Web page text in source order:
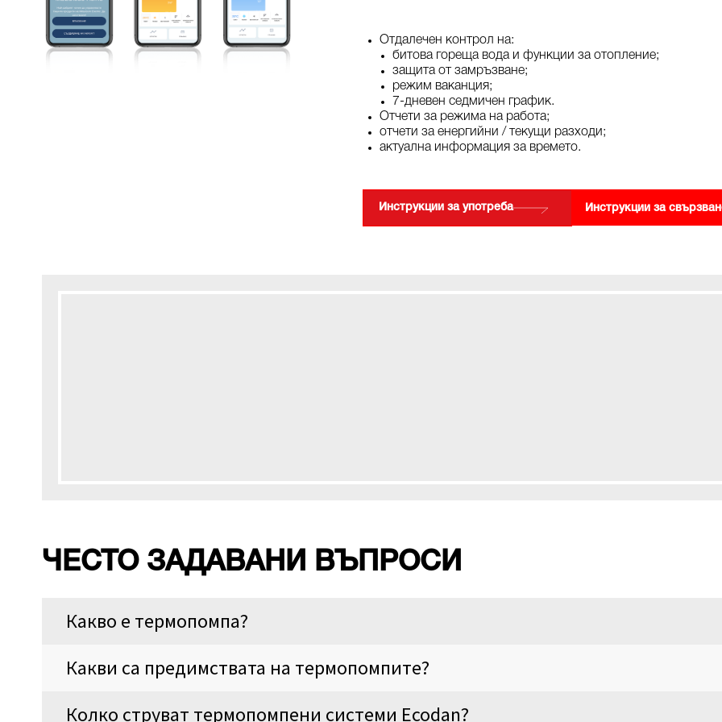
Отдалечен контрол на:
битова гореща вода и функции за отопление;
защита от замръзване;
режим ваканция;
7-дневен седмичен график.
Отчети за режима на работа;
отчети за енергийни / текущи разходи;
актуална информация за времето.
Инструкции за употреба Инструкции за
ЧЕСТО ЗАДАВАНИ ВЪПРОСИ
Какво е термопомпа?
Какви са предимствата на термопомпите?
Колко струват термопомпени системи Ecodan?